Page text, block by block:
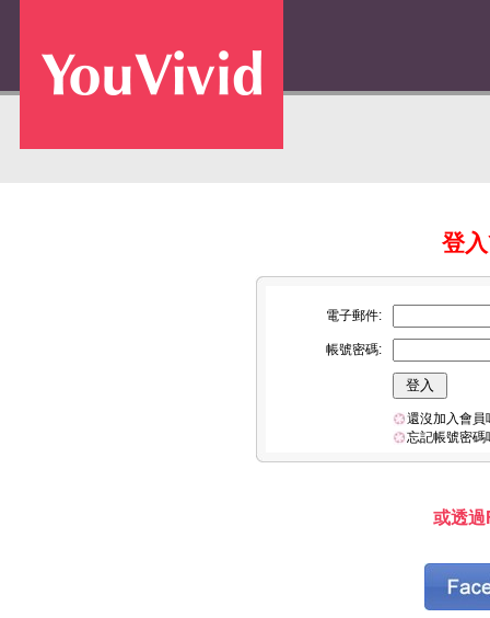
登
電子郵件:
帳號密碼:
還沒加入會
忘記帳號密
或透